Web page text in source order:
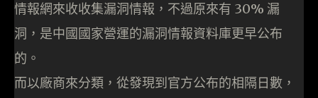
情報網來收收集漏洞情報，不過原來有 30% 漏
洞，是中國國家營運的漏洞情報資料庫更早公布
的。
而以廠商來分類，從發現到官方公布的相隔日數，